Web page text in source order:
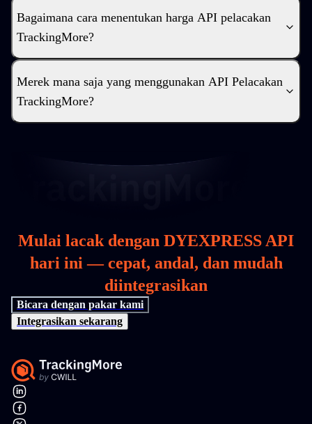
Bagaimana cara menentukan harga API pelacakan
TrackingMore?
Merek mana saja yang menggunakan API Pelacakan
TrackingMore?
Mulai lacak dengan DYEXPRESS API
hari ini — cepat, andal, dan mudah
diintegrasikan
Bicara dengan pakar kami
Integrasikan sekarang